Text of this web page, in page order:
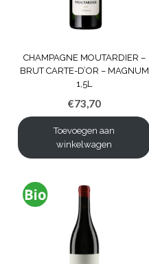
CHAMPAGNE MOUTARDIER –
BRUT CARTE-D’OR – MAGNUM
1,5L
€73,70
Toevoegen aan
winkelwagen